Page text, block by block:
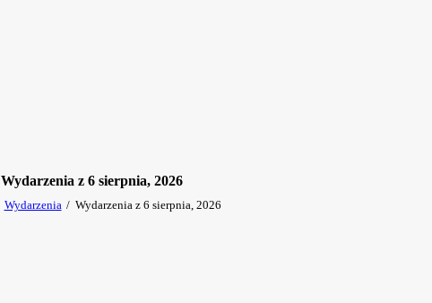
Wydarzenia z 6 sierpnia, 2026
Wydarzenia Wydarzenia z 6 sierpnia, 2026